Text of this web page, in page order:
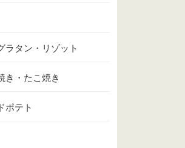
ラタン・リゾット
き・たこ焼き
ポテト